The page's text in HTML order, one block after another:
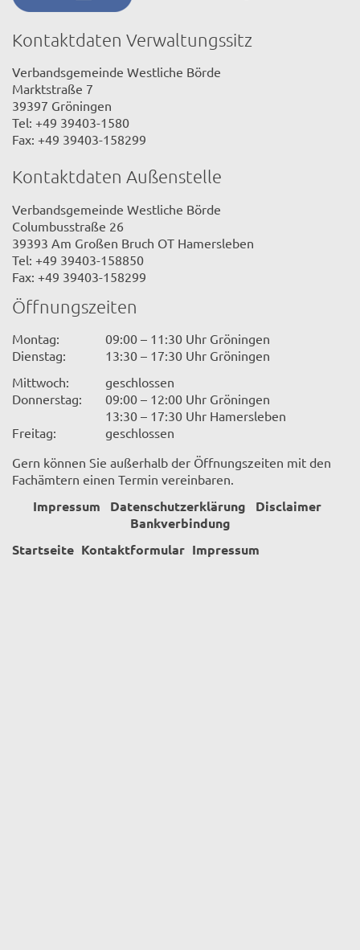
Kontaktdaten Verwaltungssitz
Verbandsgemeinde Westliche Börde
Marktstraße 7
39397 Gröningen
Tel: +49 39403-1580
Fax: +49 39403-158299
Kontaktdaten Außenstelle
Verbandsgemeinde Westliche Börde
Columbusstraße 26
39393 Am Großen Bruch OT Hamersleben
Tel: +49 39403-158850
Fax: +49 39403-158299
Öffnungszeiten
Montag:
09:00 – 11:30 Uhr Gröningen
Dienstag:
13:30 – 17:30 Uhr Gröningen
Mittwoch:
geschlossen
Donnerstag:
09:00 – 12:00 Uhr Gröningen
13:30 – 17:30 Uhr Hamersleben
Freitag:
geschlossen
Gern können Sie außerhalb der Öffnungszeiten mit den
Fachämtern einen Termin vereinbaren.
Impressum Datenschutzerklärung
Disclaimer
Bankverbindung
Startseite Kontaktformular Impressum